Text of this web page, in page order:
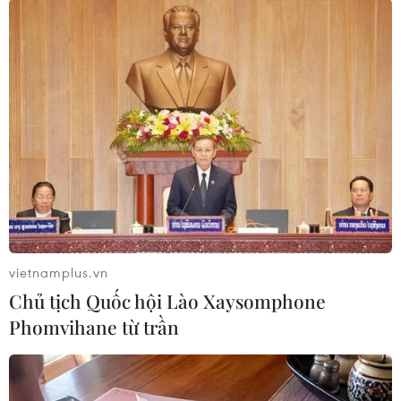
Nhóm Jaish al-Islam đã kiểm soát thị trấn này từ
năm 2016 theo một thỏa thuận hòa giải với các
lực lượng chính phủ./.
(TTXVN/Vietnam+)
vietnamplus.vn
Chủ tịch Quốc hội Lào Xaysomphone
Phomvihane từ trần